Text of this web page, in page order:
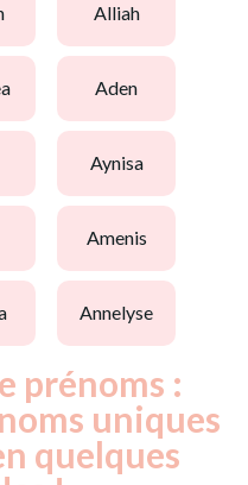
alliah
aden
aynisa
amenis
annelyse
prénoms :
uniques
quelques